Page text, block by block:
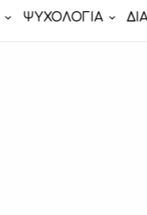
ΨΥΧΟΛΟΓΙΑ